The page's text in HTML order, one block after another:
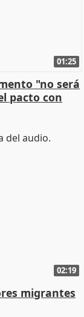
01:25
"no será
pacto con
02:19
migrantes